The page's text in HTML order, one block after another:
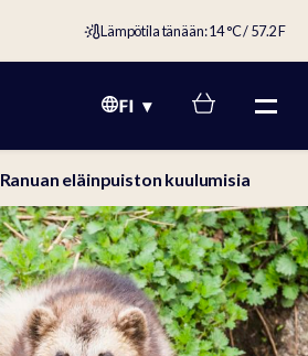
Lämpötila tänään: 14 °C / 57.2 F
FI
Ranuan eläinpuiston kuulumisia